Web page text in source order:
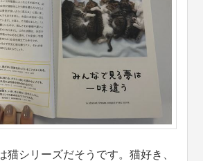
猫シリーズだそうです。猫好き、